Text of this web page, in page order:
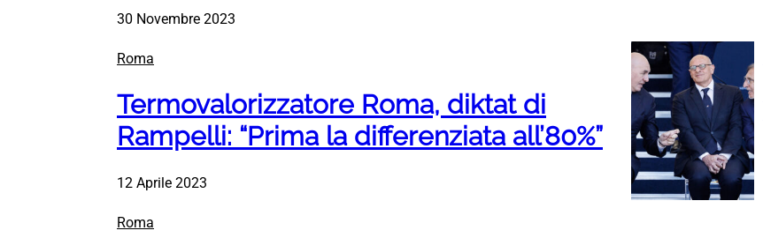
30 Novembre 2023
Roma
Termovalorizzatore Roma, diktat di
Rampelli: “Prima la differenziata all’80%”
12 Aprile 2023
Roma